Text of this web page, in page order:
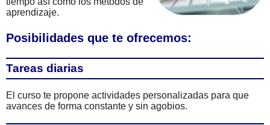
aprendizaje.
Posibilidades que te ofrecemos:
Tareas diarias
El curso te propone actividades personalizadas para que
avances de forma constante y sin agobios.